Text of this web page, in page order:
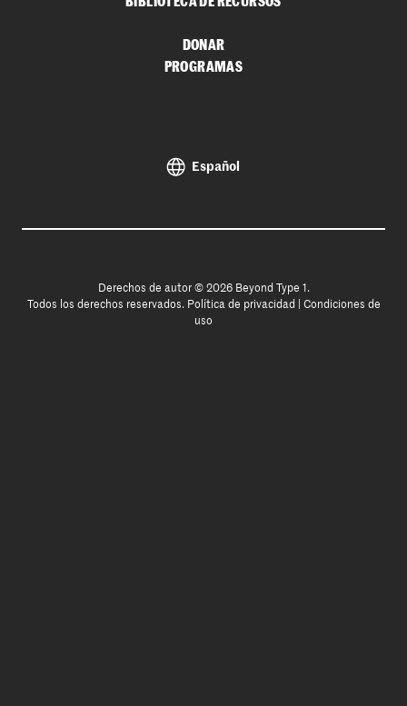
DONAR
PROGRAMAS
Español
Derechos de autor © 2026 Beyond Type 1.
Todos los derechos reservados. Política de privacidad
Condiciones de
uso